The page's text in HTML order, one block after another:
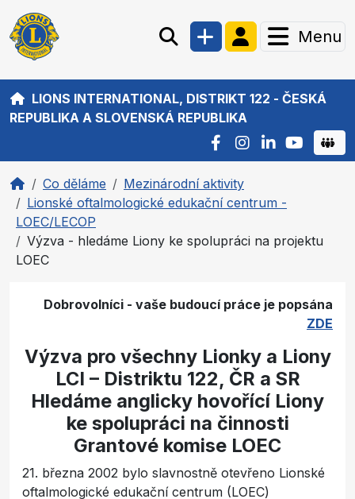
Menu
LIONS INTERNATIONAL, DISTRIKT 122 - ČESKÁ
REPUBLIKA A SLOVENSKÁ REPUBLIKA
Co děláme
Mezinárodní aktivity
Lionské oftalmologické edukační centrum -
LOEC/LECOP
Výzva - hledáme Liony ke spolupráci na projektu
LOEC
Dobrovolníci - vaše budoucí práce je popsána
ZDE
Výzva pro všechny Lionky a Liony
LCI – Distriktu 122, ČR a SR
Hledáme anglicky hovořící Liony
ke spolupráci na činnosti
Grantové komise LOEC
21. března 2002 bylo slavnostně otevřeno Lionské
oftalmologické edukační centrum (LOEC)